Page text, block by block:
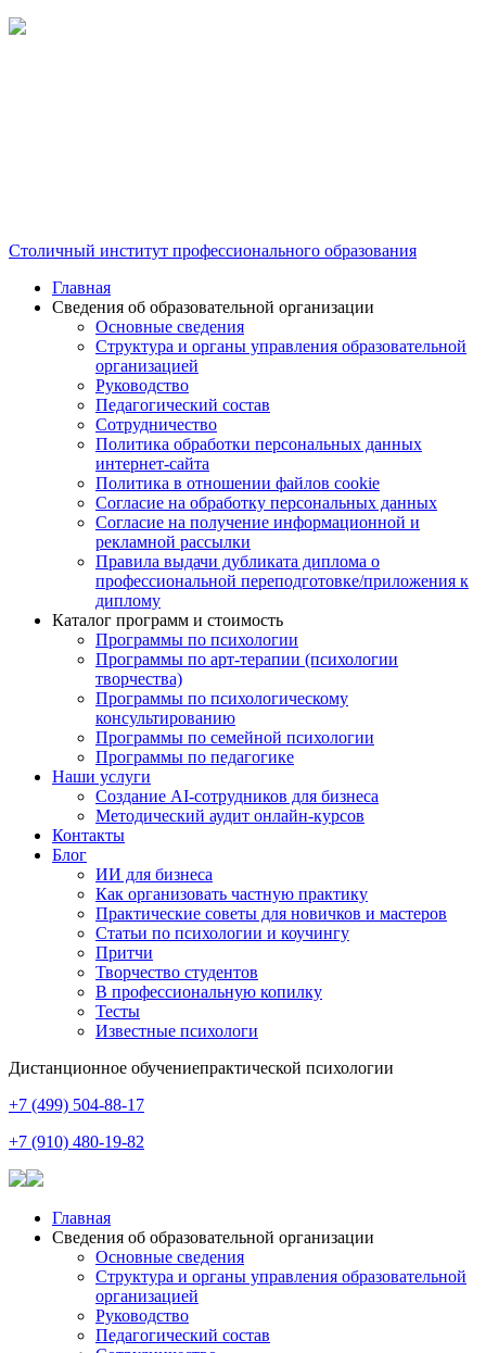
Столичный институт профессионального образования
Главная
Сведения об образовательной организации
Основные сведения
Структура и органы управления образовательной
организацией
Руководство
Педагогический состав
Сотрудничество
Политика обработки персональных данных
интернет-сайта
Политика в отношении файлов cookie
Согласие на обработку персональных данных
Согласие на получение информационной и
рекламной рассылки
Правила выдачи дубликата диплома о
профессиональной переподготовке/приложения к
диплому
Каталог программ и стоимость
Программы по психологии
Программы по арт-терапии (психологии
творчества)
Программы по психологическому
консультированию
Программы по семейной психологии
Программы по педагогике
Наши услуги
Создание AI-сотрудников для бизнеса
Методический аудит онлайн-курсов
Контакты
Блог
ИИ для бизнеса
Как организовать частную практику
Практические советы для новичков и мастеров
Статьи по психологии и коучингу
Притчи
Творчество студентов
В профессиональную копилку
Тесты
Известные психологи
Дистанционное обучениепрактической психологии
+7 (499) 504-88-17
+7 (910) 480-19-82
Главная
Сведения об образовательной организации
Основные сведения
Структура и органы управления образовательной
организацией
Руководство
Педагогический состав